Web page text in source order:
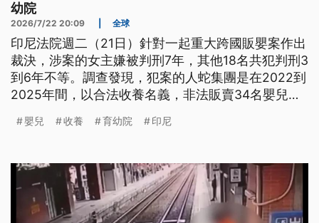
幼院
2026/7/22 20:09 全球
印尼法院週二（21日）針對一起重大跨國販嬰案作出
裁決，涉案的女主嫌被判刑7年，其他18名共犯判刑3
到6年不等。調查發現，犯案的人蛇集團是在2022到
2025年間，以合法收養名義，非法販賣34名嬰兒，
的「收養社團」，鎖定無力撫養孩子的弱勢族群，以
養，再冒充父母製造虛假出生文件，高價賣往海外。
全案在西爪哇一名父親因為沒有收到款項，向警方報
案綁架後曝光，目前已有8名嬰兒暫時送往孤兒院，
但是新加坡的養父母則是憤怒又難過，那些已經收養
嬰兒 收養 育幼院 印尼